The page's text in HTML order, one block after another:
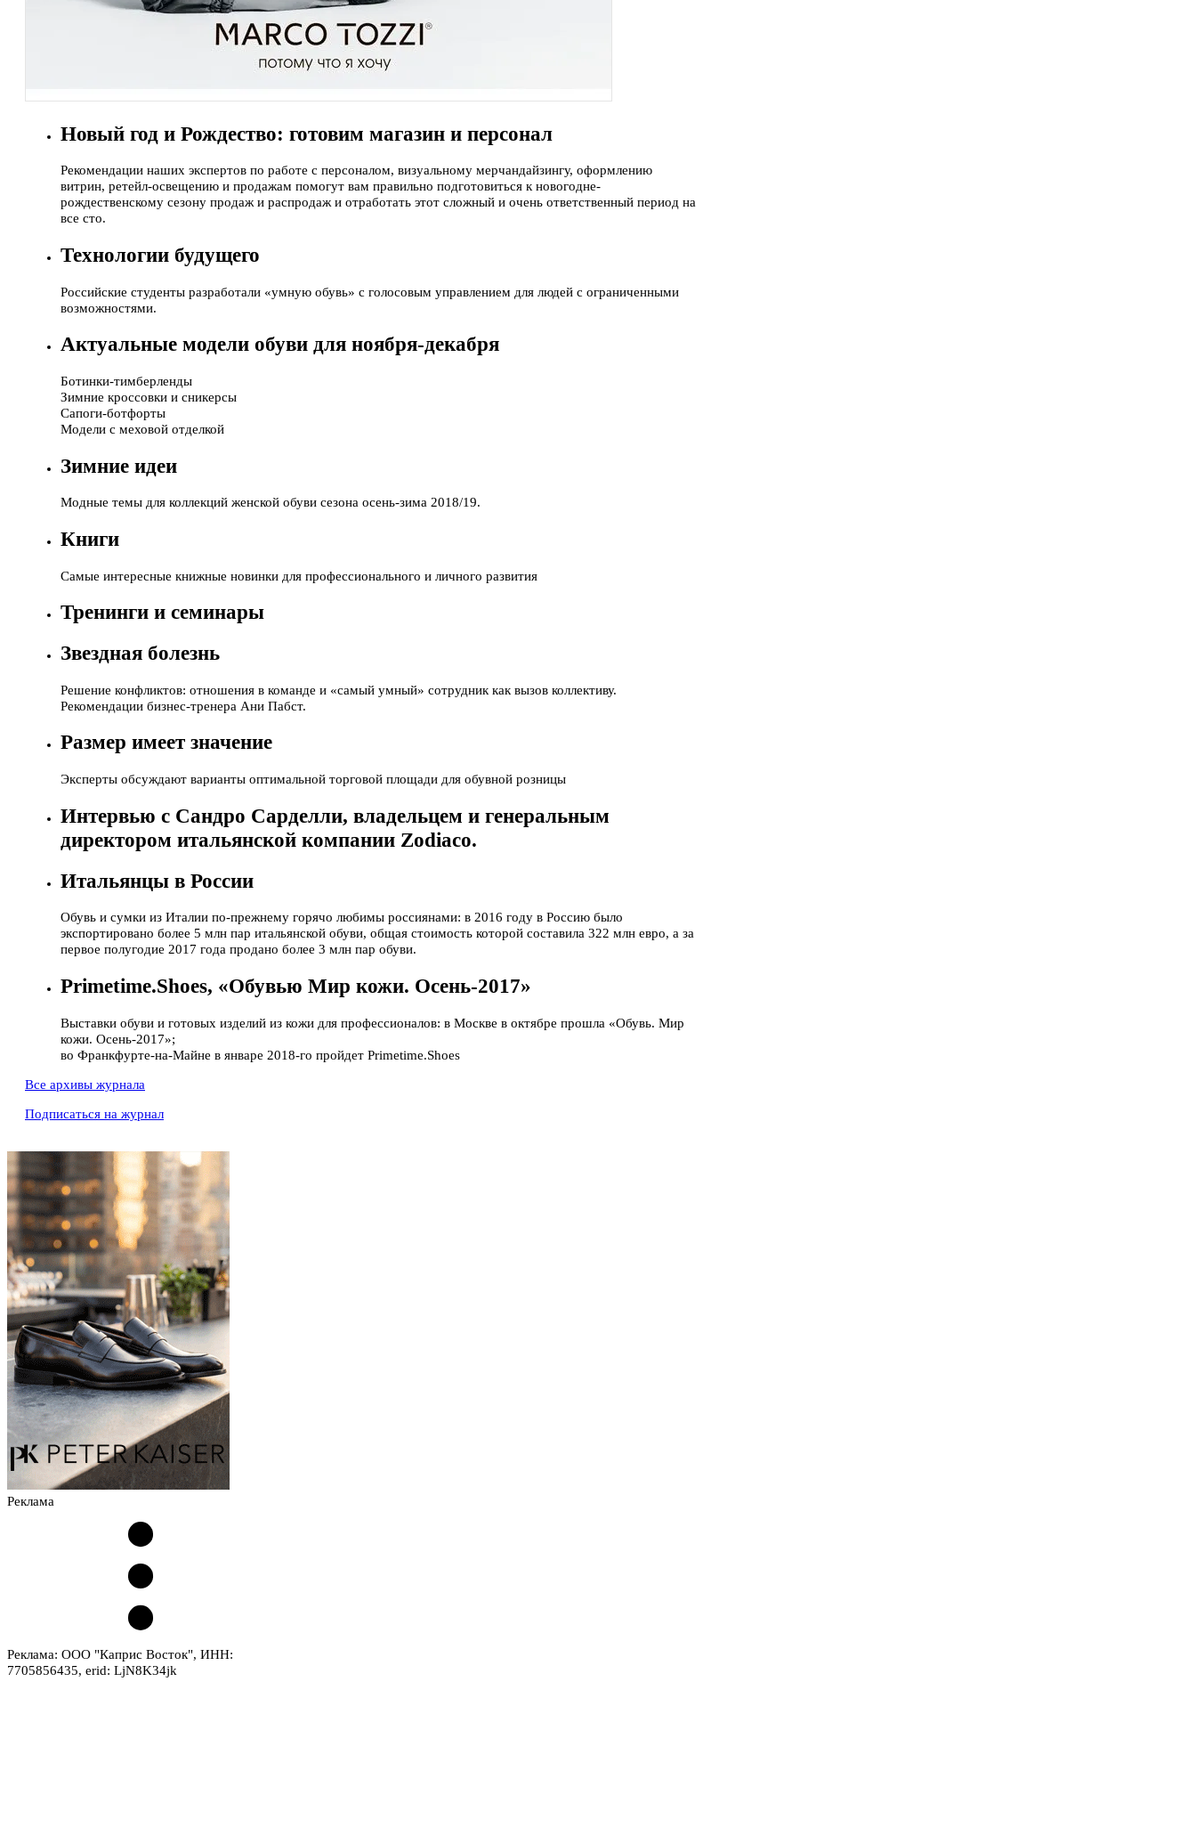
Новый год и Рождество: готовим магазин и персонал
Рекомендации наших экспертов по работе с персоналом, визуальному мерчандайзингу, оформлению
витрин, ретейл-освещению и продажам помогут вам правильно подготовиться к новогодне-
рождественскому сезону продаж и распродаж и отработать этот сложный и очень ответственный период на
все сто.
Технологии будущего
Российские студенты разработали «умную обувь» с голосовым управлением для людей с ограниченными
возможностями.
Актуальные модели обуви для ноября-декабря
Ботинки-тимберленды
Зимние кроссовки и сникерсы
Сапоги-ботфорты
Модели с меховой отделкой
Зимние идеи
Модные темы для коллекций женской обуви сезона осень-зима 2018/19.
Книги
Самые интересные книжные новинки для профессионального и личного развития
Тренинги и семинары
Звездная болезнь
Решение конфликтов: отношения в команде и «самый умный» сотрудник как вызов коллективу.
Рекомендации бизнес-тренера Ани Пабст.
Размер имеет значение
Эксперты обсуждают варианты оптимальной торговой площади для обувной розницы
Интервью с Сандро Сарделли, владельцем и генеральным
директором итальянской компании Zodiaco.
Итальянцы в России
Обувь и сумки из Италии по-прежнему горячо любимы россиянами: в 2016 году в Россию было
экспортировано более 5 млн пар итальянской обуви, общая стоимость которой составила 322 млн евро, а за
первое полугодие 2017 года продано более 3 млн пар обуви.
Primetime.Shoes, «Обувью Мир кожи. Осень-2017»
Выставки обуви и готовых изделий из кожи для профессионалов: в Москве в октябре прошла «Обувь. Мир
кожи. Осень-2017»;
во Франкфурте-на-Майне в январе 2018-го пройдет Primetime.Shoes
Все архивы журнала
Подписаться на журнал
Реклама
Реклама: ООО "Каприс Восток", ИНН:
7705856435, erid: LjN8K34jk